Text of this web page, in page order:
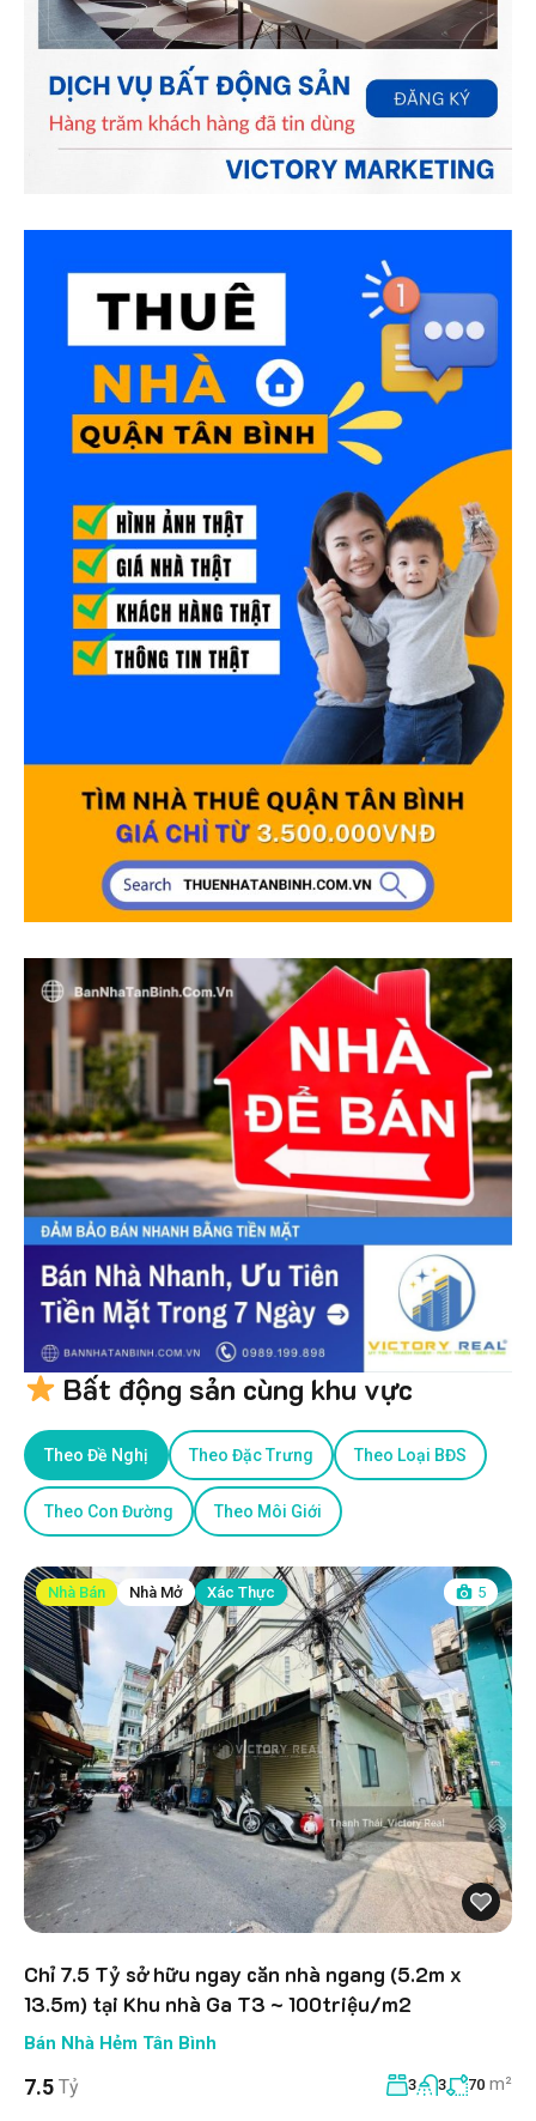
Bất động sản cùng khu vực
Theo Đề Nghị Theo Đặc Trưng Theo Loại BĐS
Theo Con Đường Theo Môi Giới
Nhà Bán Nhà Mở Xác Thực 5
Chỉ 7.5 Tỷ sở hữu ngay căn nhà ngang (5.2m x
13.5m) tại Khu nhà Ga T3 ~ 100triệu/m2
Bán Nhà Hẻm Tân Bình
7.5 Tỷ 3 3 70 m²